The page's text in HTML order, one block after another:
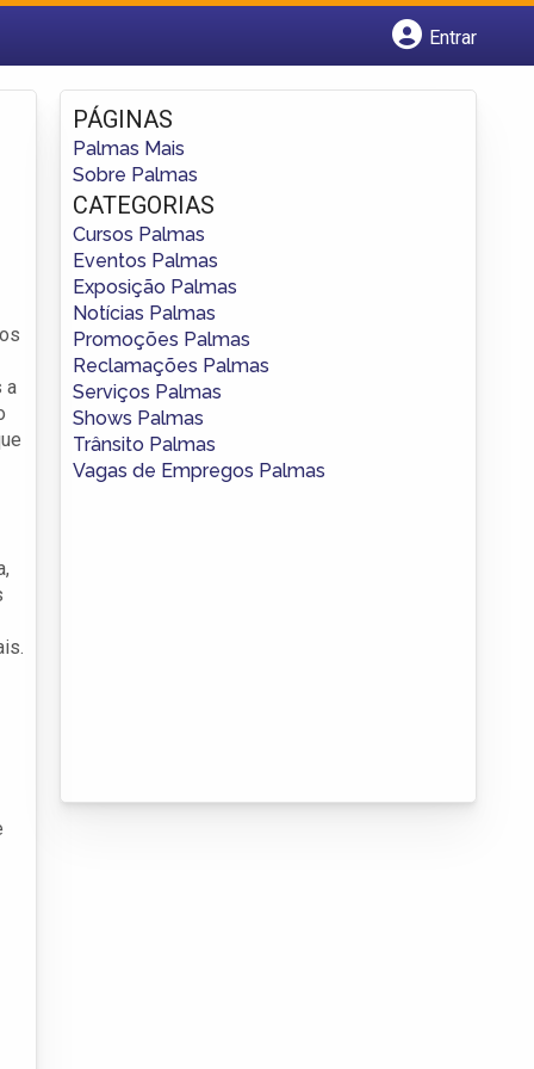
Entrar
Fazer login
Criar conta
a
PÁGINAS
Palmas Mais
Sobre Palmas
CATEGORIAS
Cursos Palmas
Eventos Palmas
Exposição Palmas
Notícias Palmas
Promoções Palmas
Reclamações Palmas
Serviços Palmas
Shows Palmas
Trânsito Palmas
Vagas de Empregos Palmas